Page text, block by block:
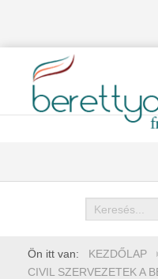
Keresés
Ön itt van: KEZDŐLAP
CIVIL SZERVEZETEK A